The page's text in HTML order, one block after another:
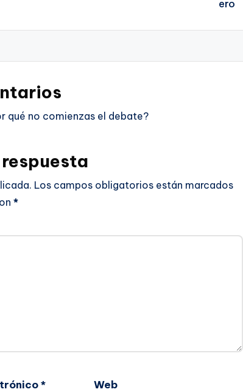
qué no comienzas el debate?
Los campos obligatorios están marcados
*
* Web